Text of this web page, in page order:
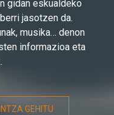
gidan eskualdeko
jasotzen da.
musika… denon
informazioa eta
GEHITU